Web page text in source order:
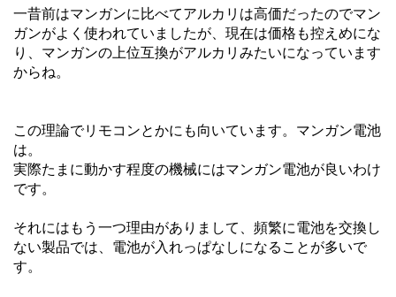
一昔前はマンガンに比べてアルカリは高価だったのでマン
ガンがよく使われていましたが、現在は価格も控えめにな
り、マンガンの上位互換がアルカリみたいになっています
からね。
この理論でリモコンとかにも向いています。マンガン電池
は。
実際たまに動かす程度の機械にはマンガン電池が良いわけ
です。
それにはもう一つ理由がありまして、頻繁に電池を交換し
ない製品では、電池が入れっぱなしになることが多いで
す。